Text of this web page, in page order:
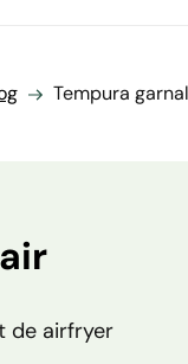
Tempura
de airfryer